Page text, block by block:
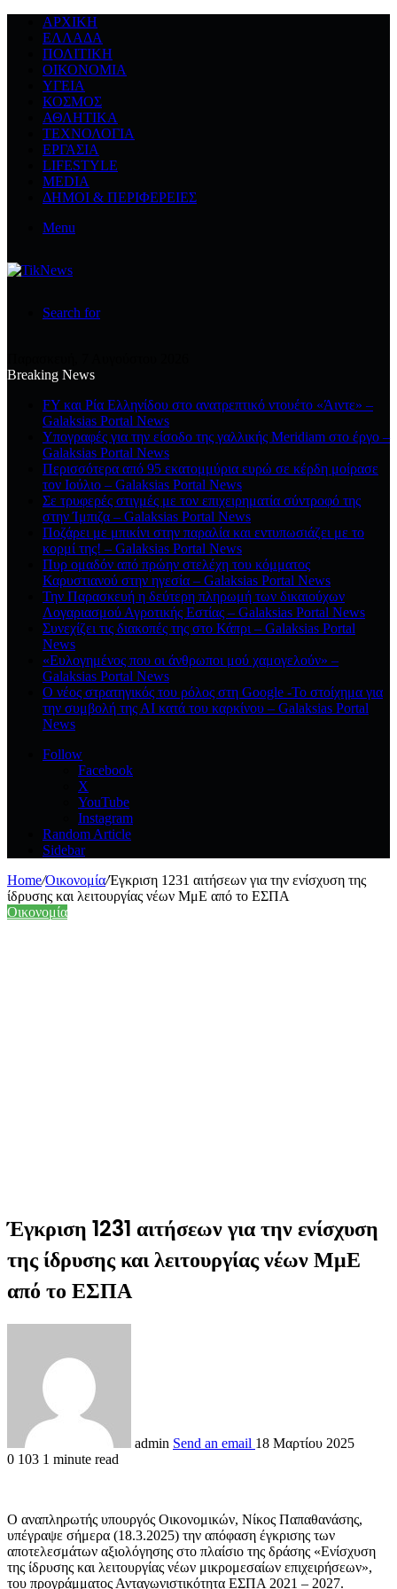
ΑΡΧΙΚΉ
ΕΛΛΆΔΑ
ΠΟΛΙΤΙΚΉ
ΟΙΚΟΝΟΜΊΑ
ΥΓΕΊΑ
ΚΌΣΜΟΣ
ΑΘΛΗΤΙΚΆ
ΤΕΧΝΟΛΟΓΙΆ
ΕΡΓΑΣΊΑ
LIFESTYLE
MEDIA
ΔΉΜΟΙ & ΠΕΡΙΦΈΡΕΙΕΣ
Menu
Search for
Breaking News
FY και Ρία Ελληνίδου στο ανατρεπτικό ντουέτο «Άιντε» –
Galaksias Portal News
Υπογραφές για την είσοδο της γαλλικής Meridiam στο έργο –
Galaksias Portal News
Περισσότερα από 95 εκατομμύρια ευρώ σε κέρδη μοίρασε
τον Ιούλιο – Galaksias Portal News
Σε τρυφερές στιγμές με τον επιχειρηματία σύντροφό της
στην Ίμπιζα – Galaksias Portal News
Ποζάρει με μπικίνι στην παραλία και εντυπωσιάζει με το
κορμί της! – Galaksias Portal News
Πυρ ομαδόν από πρώην στελέχη του κόμματος
Καρυστιανού στην ηγεσία – Galaksias Portal News
Την Παρασκευή η δεύτερη πληρωμή των δικαιούχων
Λογαριασμού Αγροτικής Εστίας – Galaksias Portal News
Συνεχίζει τις διακοπές της στο Κάπρι – Galaksias Portal
News
«Ευλογημένος που οι άνθρωποι μού χαμογελούν» –
Galaksias Portal News
O νέος στρατηγικός του ρόλος στη Google -Το στοίχημα για
την συμβολή της ΑΙ κατά του καρκίνου – Galaksias Portal
News
Follow
Facebook
X
YouTube
Instagram
Random Article
Sidebar
Home/Οικονομία/Έγκριση 1231 αιτήσεων για την ενίσχυση της
ίδρυσης και λειτουργίας νέων ΜμΕ από το ΕΣΠΑ
Οικονομία
Έγκριση 1231 αιτήσεων για την ενίσχυση
της ίδρυσης και λειτουργίας νέων ΜμΕ
από το ΕΣΠΑ
admin Send an email 18 Μαρτίου 2025
0 103 1 minute read
Ο αναπληρωτής υπουργός Οικονομικών, Νίκος Παπαθανάσης,
υπέγραψε σήμερα (18.3.2025) την απόφαση έγκρισης των
αποτελεσμάτων αξιολόγησης στο πλαίσιο της δράσης «Ενίσχυση
της ίδρυσης και λειτουργίας νέων μικρομεσαίων επιχειρήσεων»,
του προγράμματος Ανταγωνιστικότητα ΕΣΠΑ 2021 – 2027.